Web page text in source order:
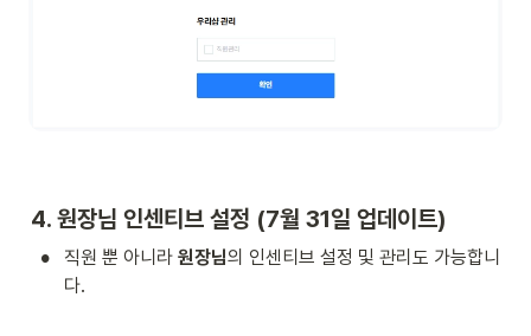
4. 원장님 인센티브 설정 (7월 31일 업데이트)
• 직원 뿐 아니라 원장님의 인센티브 설정 및 관리도 가능합니
다.